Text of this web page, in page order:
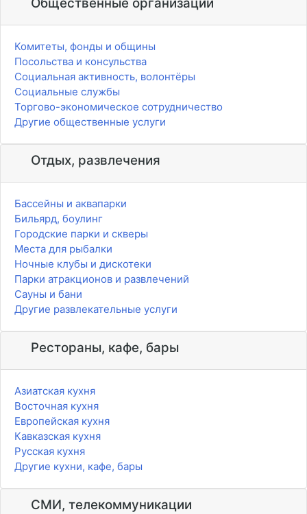
Комитеты, фонды и общины
Посольства и консульства
Социальная активность, волонтёры
Социальные службы
Торгово-экономическое сотрудничество
Другие общественные услуги
Отдых, развлечения
Бассейны и аквапарки
Бильярд, боулинг
Городские парки и скверы
Места для рыбалки
Ночные клубы и дискотеки
Парки атракционов и развлечений
Сауны и бани
Другие развлекательные услуги
Рестораны, кафе, бары
Азиатская кухня
Восточная кухня
Европейская кухня
Кавказская кухня
Русская кухня
Другие кухни, кафе, бары
СМИ, телекоммуникации